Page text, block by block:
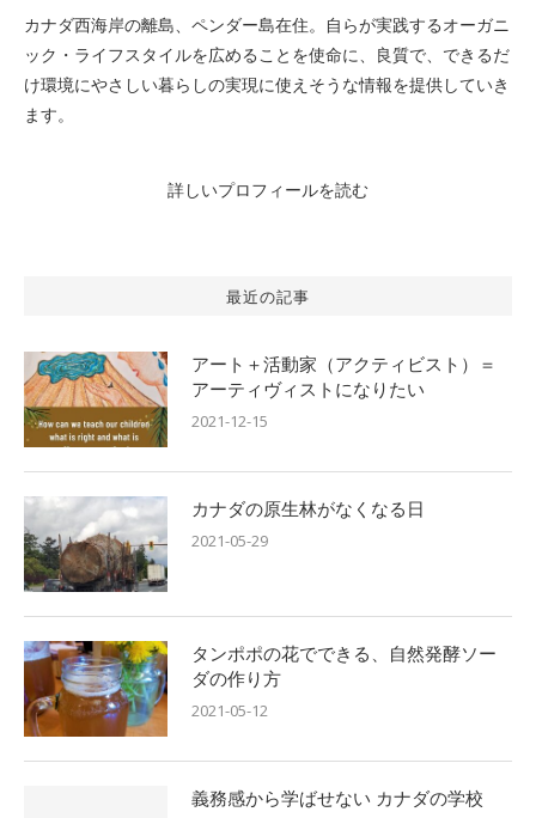
カナダ西海岸の離島、ペンダー島在住。自らが実践するオーガニ
ック・ライフスタイルを広めることを使命に、良質で、できるだ
け環境にやさしい暮らしの実現に使えそうな情報を提供していき
ます。
詳しいプロフィールを読む
最近の記事
アート＋活動家（アクティビスト）＝
アーティヴィストになりたい
2021-12-15
カナダの原生林がなくなる日
2021-05-29
タンポポの花でできる、自然発酵ソー
ダの作り方
2021-05-12
義務感から学ばせない カナダの学校